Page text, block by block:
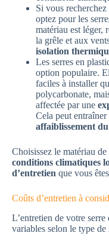
Si vous
optez pour les
matériau est léger,
la grêle et aux
isolation
Les serres en
option populaire.
faciles à installer
polycarbonate,
affectée par une
Cela peut entraîner
affaiblissement
Choisissez le matériau
conditions climatiques
d’entretien que vous
Coûts d’entretien à
L’entretien de votre
variables selon le type de